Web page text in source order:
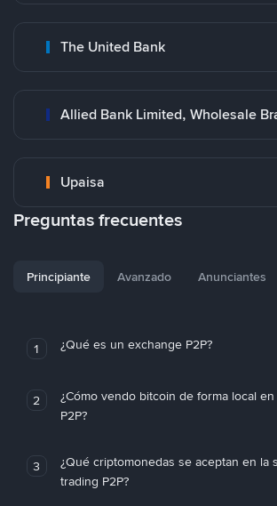
The United Bank
Allied Bank Limited, Wholesale
Upaisa
Preguntas frecuentes
Principiante Avanzado Anunciantes
1 ¿Qué es un exchange P2P?
2
¿Cómo vendo bitcoin de forma local
P2P?
3
¿Qué criptomonedas se aceptan en la
trading P2P?